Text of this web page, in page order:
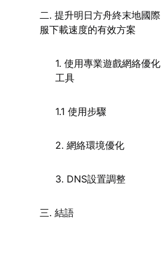
二. 提升明日方舟終末地國際
服下載速度的有效方案
1. 使用專業遊戲網絡優化
工具
1.1 使用步驟
2. 網絡環境優化
3. DNS設置調整
三. 結語